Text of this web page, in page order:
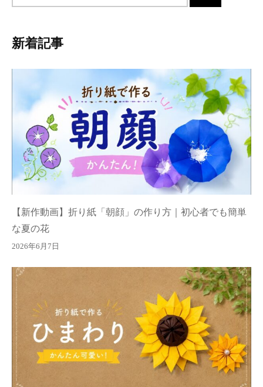
内
検
索
新着記事
【新作動画】折り紙「朝顔」の作り方｜初心者でも簡単
な夏の花
2026年6月7日